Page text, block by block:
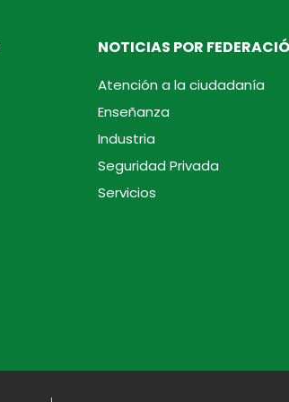
NOTICIAS POR
Atención a la ciudadanía
Enseñanza
Industria
Seguridad Privada
Servicios